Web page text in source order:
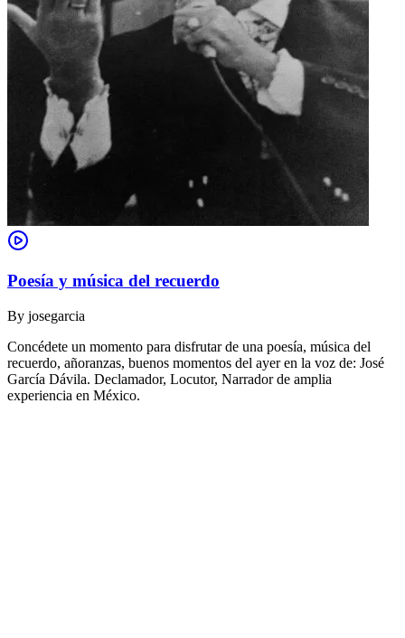
Poesía y música del recuerdo
By josegarcia
Concédete un momento para disfrutar de una poesía, música del
recuerdo, añoranzas, buenos momentos del ayer en la voz de: José
García Dávila. Declamador, Locutor, Narrador de amplia
experiencia en México.